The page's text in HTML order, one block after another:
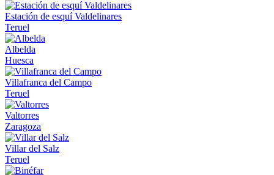
Estación de esquí Valdelinares
Teruel
Albelda
Huesca
Villafranca del Campo
Teruel
Valtorres
Zaragoza
Villar del Salz
Teruel